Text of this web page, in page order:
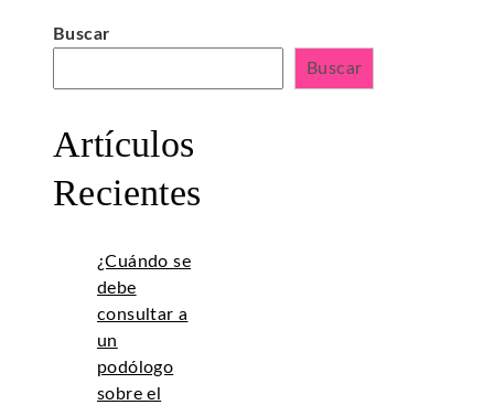
Buscar
Buscar
Artículos
Recientes
¿Cuándo se
debe
consultar a
un
podólogo
sobre el